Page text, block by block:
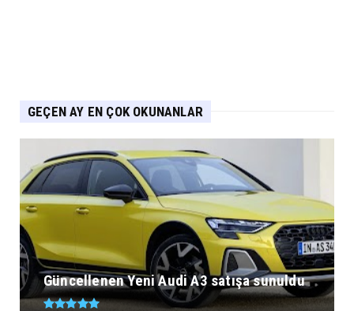
GEÇEN AY EN ÇOK OKUNANLAR
Güncellenen Yeni Audi A3 satışa sunuldu